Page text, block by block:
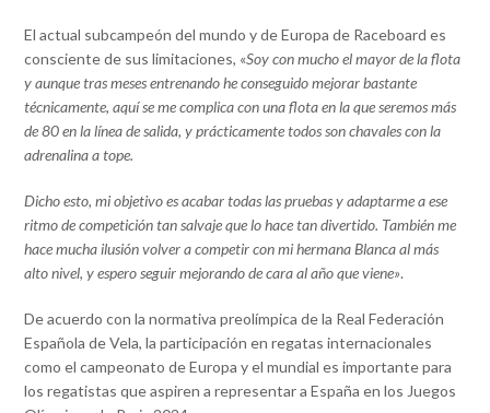
El actual subcampeón del mundo y de Europa de Raceboard es
consciente de sus limitaciones, «Soy con mucho el mayor de la flota
y aunque tras meses entrenando he conseguido mejorar bastante
técnicamente, aquí se me complica con una flota en la que seremos más
de 80 en la línea de salida, y prácticamente todos son chavales con la
adrenalina a tope.
Dicho esto, mi objetivo es acabar todas las pruebas y adaptarme a ese
ritmo de competición tan salvaje que lo hace tan divertido. También me
hace mucha ilusión volver a competir con mi hermana Blanca al más
alto nivel, y espero seguir mejorando de cara al año que viene».
De acuerdo con la normativa preolímpica de la Real Federación
Española de Vela, la participación en regatas internacionales
como el campeonato de Europa y el mundial es importante para
los regatistas que aspiren a representar a España en los Juegos